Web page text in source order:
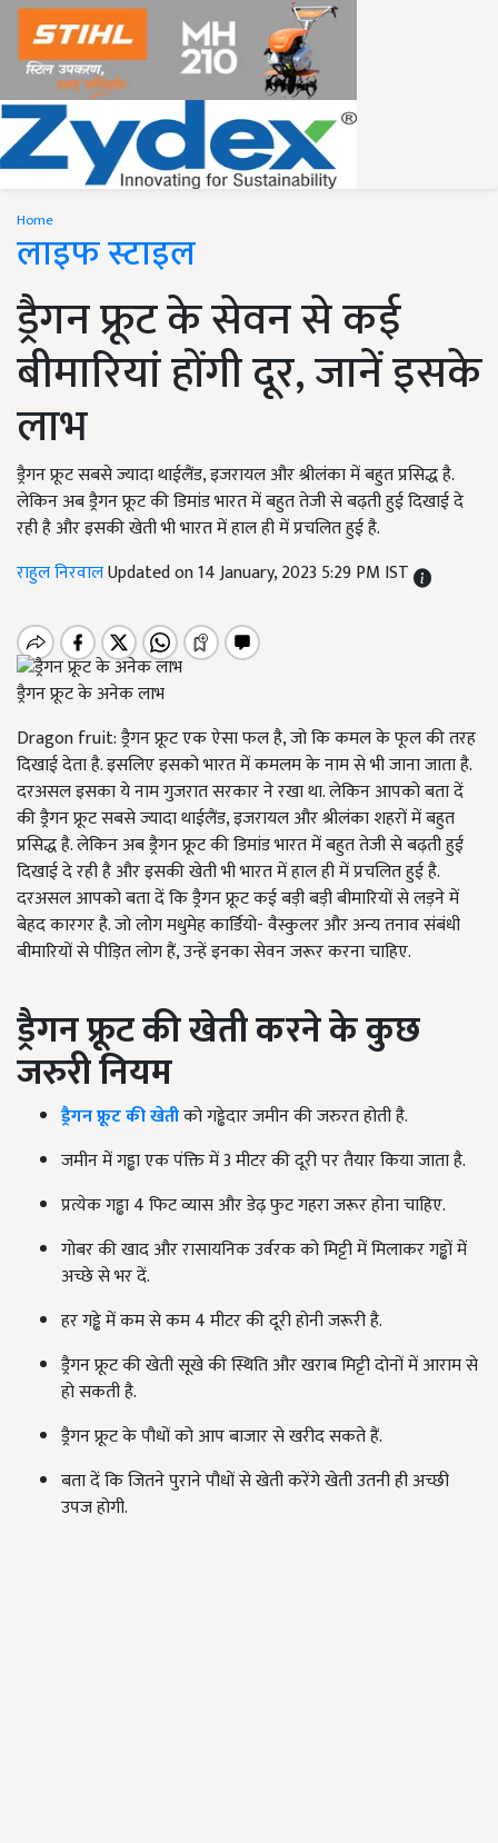
Home
लाइफ स्टाइल
ड्रैगन फ्रूट के सेवन से कई
बीमारियां होंगी दूर, जानें इसके
लाभ
ड्रैगन फ्रूट सबसे ज्यादा थाईलैंड, इजरायल और श्रीलंका में बहुत प्रसिद्ध है.
लेकिन अब ड्रैगन फ्रूट की डिमांड भारत में बहुत तेजी से बढ़ती हुई दिखाई दे
रही है और इसकी खेती भी भारत में हाल ही में प्रचलित हुई है.
राहुल निरवालUpdated on 14 January, 2023 5:29 PM IST
ड्रैगन फ्रूट के अनेक लाभ
Dragon fruit:ड्रैगन फ्रूट एक ऐसा फल है, जो कि कमल के फूल की तरह
दिखाई देता है. इसलिए इसको भारत में कमलम के नाम से भी जाना जाता है.
दरअसल इसका ये नाम गुजरात सरकार ने रखा था. लेकिन आपको बता दें
की ड्रैगन फ्रूट सबसे ज्यादा थाईलैंड, इजरायल और श्रीलंका शहरों में बहुत
प्रसिद्ध है. लेकिन अब ड्रैगन फ्रूट की डिमांड भारत मेंबहुत तेजी से बढ़ती हुई
दिखाई दे रही है और इसकी खेती भी भारत में हाल ही में प्रचलित हुई है.
दरअसल आपको बता दें कि ड्रैगन फ्रूट कई बड़ी बड़ी बीमारियों से लड़ने में
बेहद कारगर है. जो लोग मधुमेह कार्डियो- वैस्कुलर और अन्य तनाव संबंधी
बीमारियों से पीड़ित लोग हैं, उन्हें इनका सेवन जरूर करना चाहिए.
ड्रैगन फ्रूट की खेती करने के कुछ
जरुरी नियम
ड्रैगन फ्रूट की खेतीको गड्ढेदार जमीन की जरुरत होती है.
जमीन में गड्ढा एक पंक्ति में 3 मीटर की दूरी पर तैयार किया जाता है.
प्रत्येक गड्ढा 4 फिट व्यास और डेढ़ फुट गहरा जरूर होना चाहिए.
गोबर की खाद और रासायनिक उर्वरक को मिट्टी में मिलाकर गड्ढों में
अच्छे से भर दें.
हर गड्ढे में कम से कम 4 मीटर की दूरी होनी जरूरी है.
ड्रैगन फ्रूट की खेती सूखे की स्थिति और खराब मिट्टी दोनों में आराम से
हो सकती है.
ड्रैगन फ्रूट के पौधों को आप बाजार से खरीद सकते हैं.
बता दें कि जितने पुराने पौधों से खेती करेंगे खेती उतनी ही अच्छी
उपज होगी.